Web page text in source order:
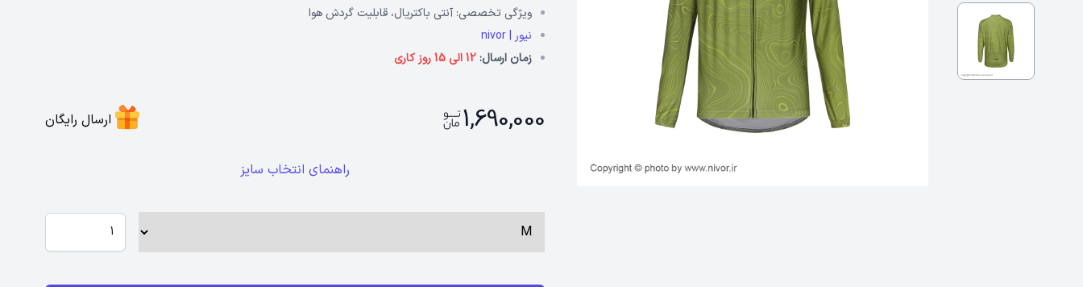
ویژگی تخصصی: آنتی باکتریال، قابلیت گردش هوا
نیور | nivor
زمان ارسال:12 الی 15 روز کاری
1,690,000 ارسال رایگان
راهنمای انتخاب سایز